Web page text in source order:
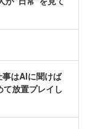
事はAIに聞けば
放置プレイし